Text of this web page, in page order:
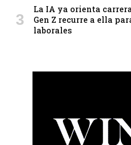
La IA ya orienta
Gen Z recurre a ella
laborales